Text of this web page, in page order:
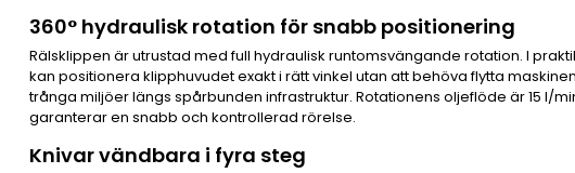
360° hydraulisk rotation för snabb positionering
Rälsklippen är utrustad med full hydraulisk runtomsvängande rotation. I
kan positionera klipphuvudet exakt i rätt vinkel utan att behöva flytta
trånga miljöer längs spårbunden infrastruktur. Rotationens oljeflöde är 15 l/
garanterar en snabb och kontrollerad rörelse.
Knivar vändbara i fyra steg